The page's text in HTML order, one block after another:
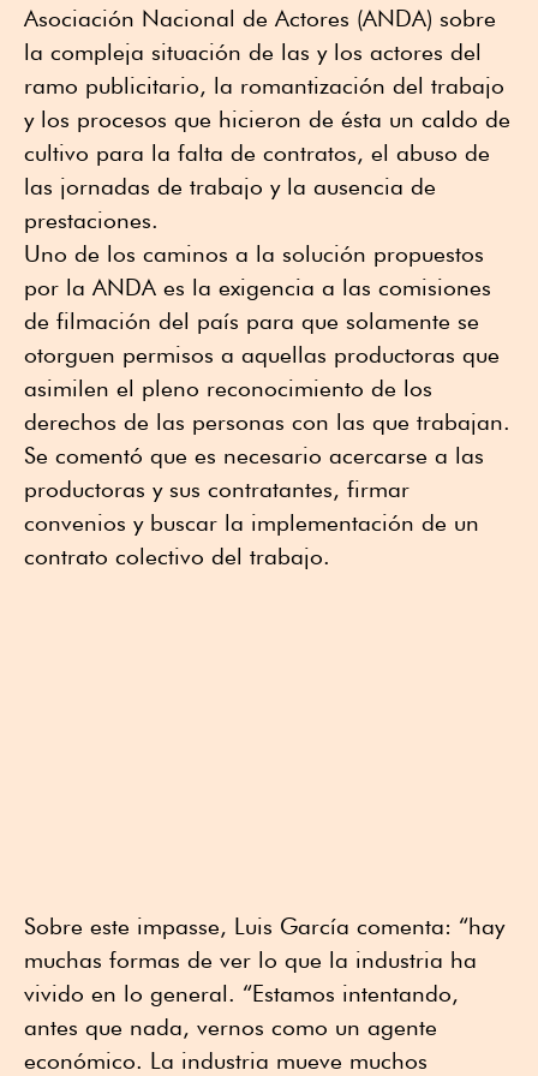
Asociación Nacional de Actores (ANDA) sobre
la compleja situación de las y los actores del
ramo publicitario, la romantización del trabajo
y los procesos que hicieron de ésta un caldo de
cultivo para la falta de contratos, el abuso de
las jornadas de trabajo y la ausencia de
prestaciones.
Uno de los caminos a la solución propuestos
por la ANDA es la exigencia a las comisiones
de filmación del país para que solamente se
otorguen permisos a aquellas productoras que
asimilen el pleno reconocimiento de los
derechos de las personas con las que trabajan.
Se comentó que es necesario acercarse a las
productoras y sus contratantes, firmar
convenios y buscar la implementación de un
contrato colectivo del trabajo.
Sobre este impasse, Luis García comenta: “hay
muchas formas de ver lo que la industria ha
vivido en lo general. “Estamos intentando,
antes que nada, vernos como un agente
económico. La industria mueve muchos